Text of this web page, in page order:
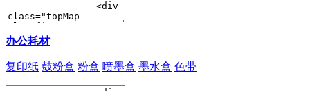
办公耗材
复印纸 鼓粉盒 粉盒 喷墨盒 墨水盒 色带